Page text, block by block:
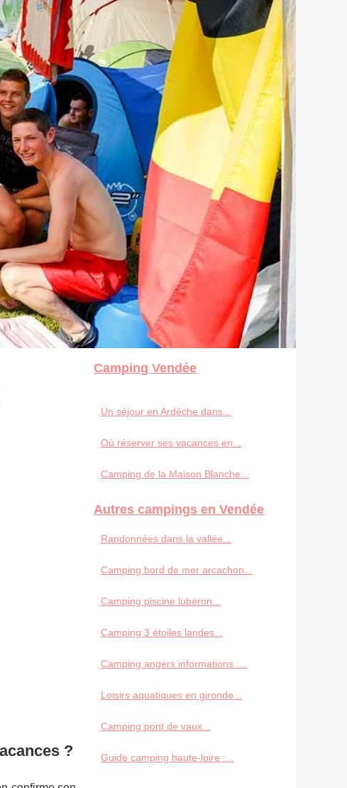
?
Camping Vendée
Un séjour en Ardèche dans...
Où réserver ses vacances en...
Camping de la Maison Blanche...
Autres campings en Vendée
Randonnées dans la vallée...
Camping bord de mer arcachon...
Camping piscine lubéron...
Camping 3 étoiles landes...
Camping angers informations :...
Loisirs aquatiques en gironde...
Camping pont de vaux...
Guide camping haute-loire :...